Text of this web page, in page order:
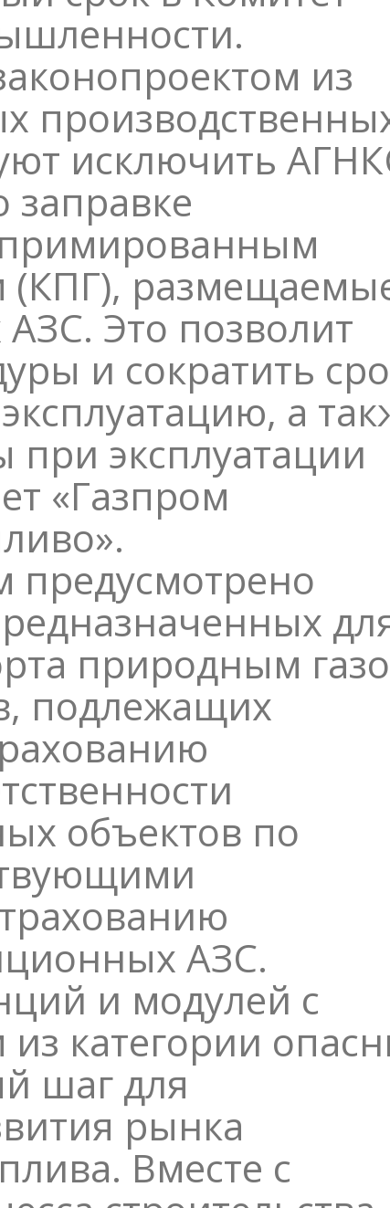
из
исключить
заправке
(КПГ),
Это позволит
и сократить
а
при эксплуатации
«Газпром
предусмотрено
природным
подлежащих
объектов по
АЗС.
и модулей с
категории
шаг для
рынка
Вместе с